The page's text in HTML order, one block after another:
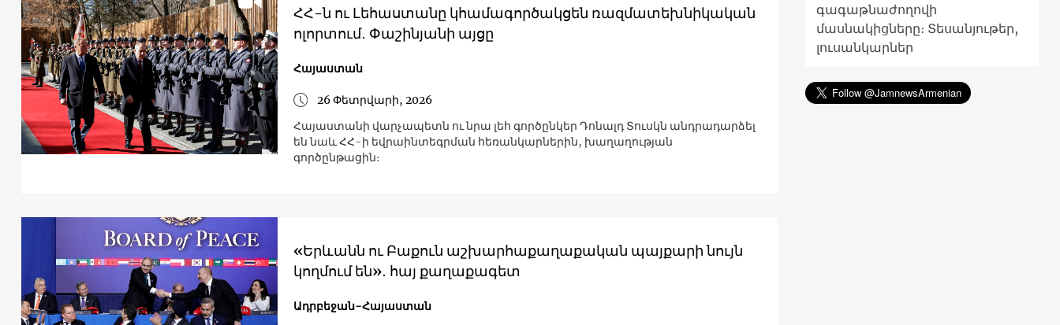
ՀՀ-ն ու Լեհաստանը կհամագործակցեն ռազմատեխնիկական
ոլորտում․ Փաշինյանի այցը
Հայաստան
26 Փետրվարի, 2026
Հայաստանի վարչապետն ու նրա լեհ գործընկեր Դոնալդ Տուսկն անդրադարձել
են նաև ՀՀ-ի եվրաինտեգրման հեռանկարներին, խաղաղության
գործընթացին։
«Երևանն ու Բաքուն աշխարհաքաղաքական պայքարի նույն
կողմում են»․ հայ քաղաքագետ
Ադրբեջան-Հայաստան
գագաթնաժողովի
մասնակիցները։ Տեսանյութեր,
լուսանկարներ